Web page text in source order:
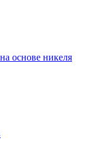
основе никеля